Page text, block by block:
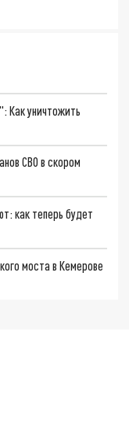
Как уничтожить
СВО в скором
как теперь будет
моста в Кемерове